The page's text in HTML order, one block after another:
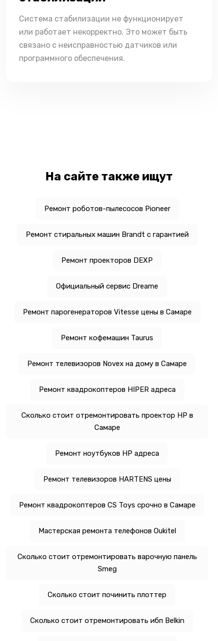
Система стабилизации не функционирует
или работает некорректно. Это может быть
связано с неисправностью датчиков или
программного обеспечения.
На сайте также ищут
Ремонт роботов-пылесосов Pioneer
Ремонт стиральных машин Brandt с гарантией
Ремонт проекторов DEXP
Официальный сервис Dreame
Ремонт парогенераторов Vitesse цены в Самаре
Ремонт кофемашин Taurus
Ремонт телевизоров Novex на дому в Самаре
Ремонт квадрокоптеров HIPER адреса
Сколько стоит отремонтировать проектор HP в
Самаре
Ремонт ноутбуков HP адреса
Ремонт телевизоров HARTENS цены
Ремонт квадрокоптеров CS Toys срочно в Самаре
Мастерская ремонта телефонов Oukitel
Сколько стоит отремонтировать варочную панель
Smeg
Сколько стоит починить плоттер
Сколько стоит отремонтировать ибп Belkin